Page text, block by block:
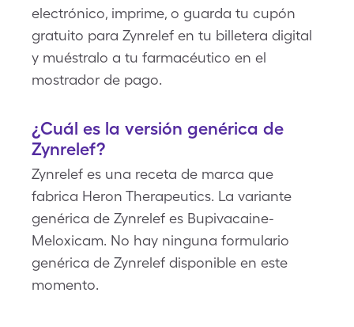
electrónico, imprime, o guarda tu cupón
gratuito para Zynrelef en tu billetera digital
y muéstralo a tu farmacéutico en el
mostrador de pago.
¿Cuál es la versión genérica de
Zynrelef?
Zynrelef es una receta de marca que
fabrica Heron Therapeutics. La variante
genérica de Zynrelef es Bupivacaine-
Meloxicam. No hay ninguna formulario
genérica de Zynrelef disponible en este
momento.